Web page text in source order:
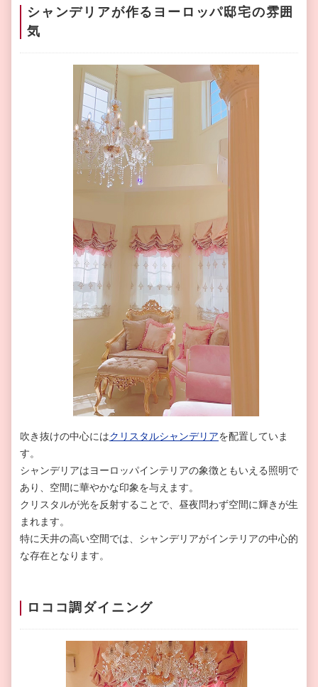
シャンデリアが作るヨーロッパ邸宅の雰囲
気
吹き抜けの中心にはクリスタルシャンデリアを配置していま
す。
シャンデリアはヨーロッパインテリアの象徴ともいえる照明で
あり、空間に華やかな印象を与えます。
クリスタルが光を反射することで、昼夜問わず空間に輝きが生
まれます。
特に天井の高い空間では、シャンデリアがインテリアの中心的
な存在となります。
ロココ調ダイニング